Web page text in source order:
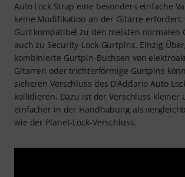
Auto Lock Strap eine besonders einfache
keine Modifikation an der Gitarre
Gurt kompatibel zu den meisten normalen
auch zu Security-Lock-Gurtpins. Einzig
kombinierte Gurtpin-Buchsen von
Gitarren oder trichterförmige Gurtpins
sicheren Verschluss des D’Addario Auto
kollidieren. Dazu ist der Verschluss kleiner
einfacher in der Handhabung als
wie der Planet-Lock-Verschluss.